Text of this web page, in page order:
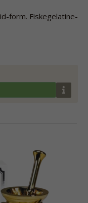
form. Fiskegelatine-